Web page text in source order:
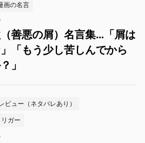
画の名言
善悪の屑）名言集…「屑は
「もう少し苦しんでから
」
ビュー（ネタバレあり）
ガー